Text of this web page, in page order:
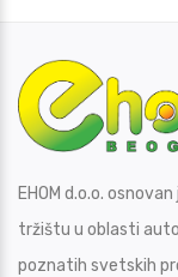
EHOM d.o.o.
tržištu u oblasti
poznatih svetskih